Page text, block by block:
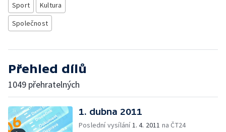
Sport
Kultura
Společnost
Přehled dílů
1049 přehratelných
1. dubna 2011
Poslední vysílání1. 4. 2011 na ČT24